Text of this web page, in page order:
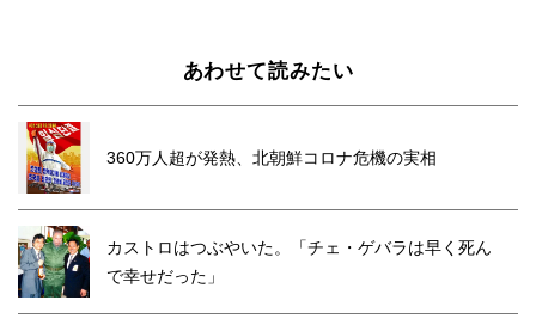
あわせて読みたい
360万人超が発熱、北朝鮮コロナ危機の実相
カストロはつぶやいた。「チェ・ゲバラは早く死ん
で幸せだった」